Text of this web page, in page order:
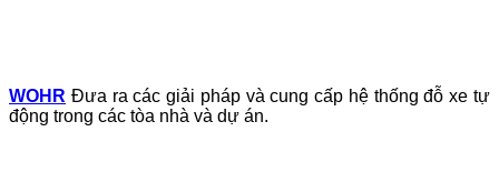
WOHR Đưa ra các giải pháp và cung cấp hệ thống đỗ xe tự
động trong các tòa nhà và dự án.